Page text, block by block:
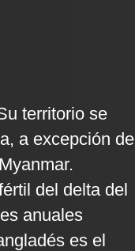
territorio se
a excepción de
del delta del
anuales
es el